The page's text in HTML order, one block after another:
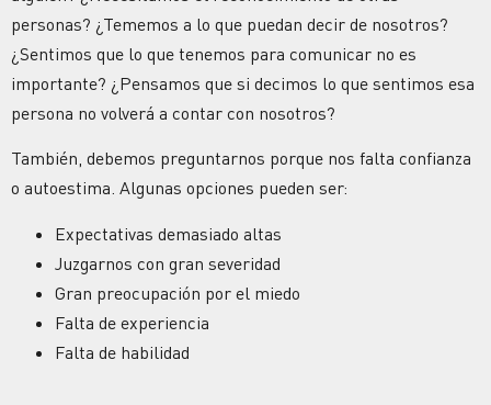
personas? ¿Tememos a lo que puedan decir de nosotros?
¿Sentimos que lo que tenemos para comunicar no es
importante? ¿Pensamos que si decimos lo que sentimos esa
persona no volverá a contar con nosotros?
También, debemos preguntarnos porque nos falta confianza
o autoestima. Algunas opciones pueden ser:
Expectativas demasiado altas
Juzgarnos con gran severidad
Gran preocupación por el miedo
Falta de experiencia
Falta de habilidad